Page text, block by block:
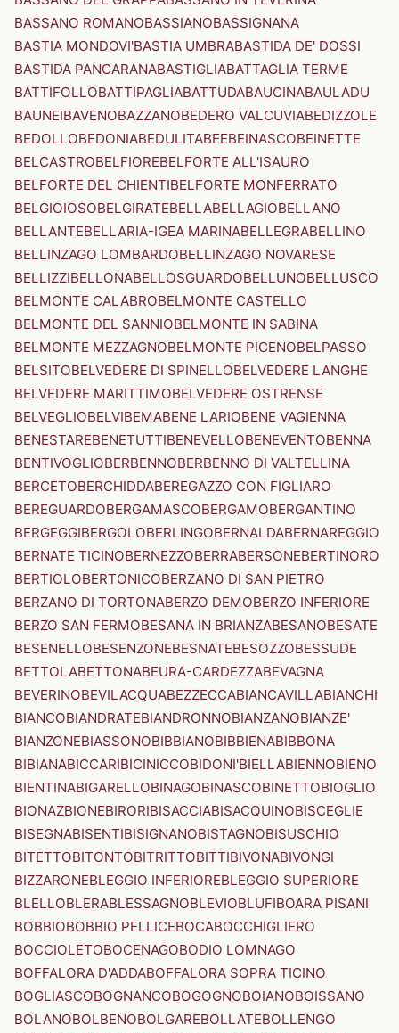
BASSANO ROMANOBASSIANOBASSIGNANA
BASTIA MONDOVI'BASTIA UMBRABASTIDA DE' DOSSI
BASTIDA PANCARANABASTIGLIABATTAGLIA TERME
BATTIFOLLOBATTIPAGLIABATTUDABAUCINABAULADU
BAUNEIBAVENOBAZZANOBEDERO VALCUVIABEDIZZOLE
BEDOLLOBEDONIABEDULITABEEBEINASCOBEINETTE
BELCASTROBELFIOREBELFORTE ALL'ISAURO
BELFORTE DEL CHIENTIBELFORTE MONFERRATO
BELGIOIOSOBELGIRATEBELLABELLAGIOBELLANO
BELLANTEBELLARIA-IGEA MARINABELLEGRABELLINO
BELLINZAGO LOMBARDOBELLINZAGO NOVARESE
BELLIZZIBELLONABELLOSGUARDOBELLUNOBELLUSCO
BELMONTE CALABROBELMONTE CASTELLO
BELMONTE DEL SANNIOBELMONTE IN SABINA
BELMONTE MEZZAGNOBELMONTE PICENOBELPASSO
BELSITOBELVEDERE DI SPINELLOBELVEDERE LANGHE
BELVEDERE MARITTIMOBELVEDERE OSTRENSE
BELVEGLIOBELVIBEMABENE LARIOBENE VAGIENNA
BENESTAREBENETUTTIBENEVELLOBENEVENTOBENNA
BENTIVOGLIOBERBENNOBERBENNO DI VALTELLINA
BERCETOBERCHIDDABEREGAZZO CON FIGLIARO
BEREGUARDOBERGAMASCOBERGAMOBERGANTINO
BERGEGGIBERGOLOBERLINGOBERNALDABERNAREGGIO
BERNATE TICINOBERNEZZOBERRABERSONEBERTINORO
BERTIOLOBERTONICOBERZANO DI SAN PIETRO
BERZANO DI TORTONABERZO DEMOBERZO INFERIORE
BERZO SAN FERMOBESANA IN BRIANZABESANOBESATE
BESENELLOBESENZONEBESNATEBESOZZOBESSUDE
BETTOLABETTONABEURA-CARDEZZABEVAGNA
BEVERINOBEVILACQUABEZZECCABIANCAVILLABIANCHI
BIANCOBIANDRATEBIANDRONNOBIANZANOBIANZE'
BIANZONEBIASSONOBIBBIANOBIBBIENABIBBONA
BIBIANABICCARIBICINICCOBIDONI'BIELLABIENNOBIENO
BIENTINABIGARELLOBINAGOBINASCOBINETTOBIOGLIO
BIONAZBIONEBIRORIBISACCIABISACQUINOBISCEGLIE
BISEGNABISENTIBISIGNANOBISTAGNOBISUSCHIO
BITETTOBITONTOBITRITTOBITTIBIVONABIVONGI
BIZZARONEBLEGGIO INFERIOREBLEGGIO SUPERIORE
BLELLOBLERABLESSAGNOBLEVIOBLUFIBOARA PISANI
BOBBIOBOBBIO PELLICEBOCABOCCHIGLIERO
BOCCIOLETOBOCENAGOBODIO LOMNAGO
BOFFALORA D'ADDABOFFALORA SOPRA TICINO
BOGLIASCOBOGNANCOBOGOGNOBOIANOBOISSANO
BOLANOBOLBENOBOLGAREBOLLATEBOLLENGO